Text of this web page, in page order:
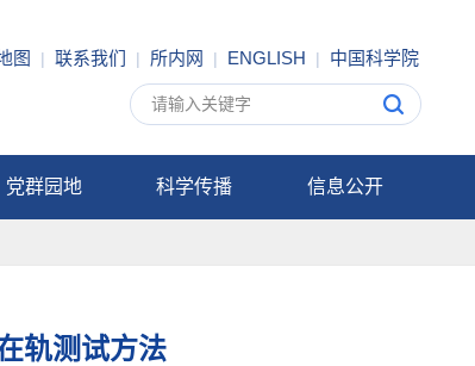
图 | 联系我们 | 所内网 | ENGLISH | 中国科学院
党群园地 科学传播 信息公开
轨测试方法